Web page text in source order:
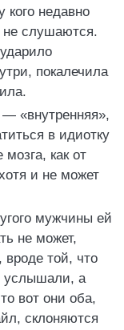
кого недавно
не слушаются.
покалечила
«внутренняя»,
в идиотку
как от
и не может
мужчины ей
не может,
вроде той, что
услышали, а
вот они оба,
склоняются